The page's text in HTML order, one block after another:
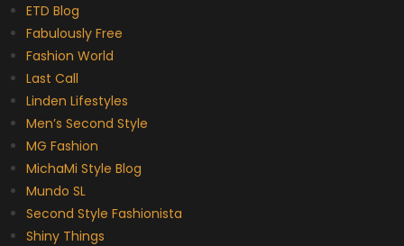
ETD Blog
Fabulously Free
Fashion World
Last Call
Linden Lifestyles
Men’s Second Style
MG Fashion
MichaMi Style Blog
Mundo SL
Second Style Fashionista
Shiny Things